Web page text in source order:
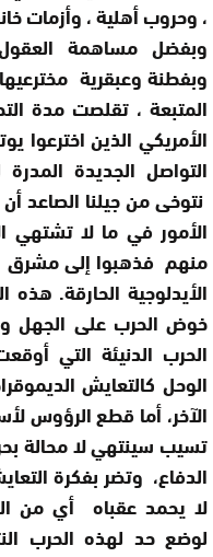
، وحروب أهلية ، وأزمات
وبفضل مساهمة العقول
وبفطنة وعبقرية
المتبعة ، تقلصت مدة
الأمريكي الذين اخترعوا
التواصل الجديدة
نتوخى من جيلنا
الأمور في ما لا تشتهي
منهم فذهبوا إلى مشرق
الأيدلوجية الحارقة.
خوض الحرب على الجهل
الحرب الدنيئة التي
الوحل كالتعايش
الآخر، أما قطع الرؤوس
تسيب سينتهي لا محالة
الدفاع، وتضر بفكرة
لا يحمد عقباه أي من
لوضع حد لهذه الحرب